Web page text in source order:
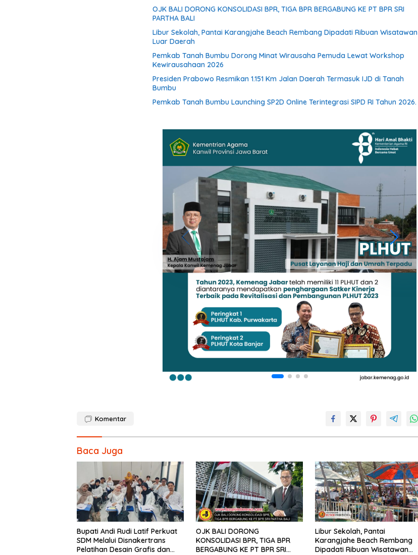
OJK BALI DORONG KONSOLIDASI BPR, TIGA BPR BERGABUNG KE PT BPR SRI
PARTHA BALI
Libur Sekolah, Pantai Karangjahe Beach Rembang Dipadati Ribuan Wisatawan
Luar Daerah
Pemkab Tanah Bumbu Dorong Minat Wirausaha Pemuda Lewat Workshop
Kewirausahaan 2026
Presiden Prabowo Resmikan 1.151 Km Jalan Daerah Termasuk IJD di Tanah
Bumbu
Pemkab Tanah Bumbu Launching SP2D Online Terintegrasi SIPD RI Tahun 2026.
Komentar
Baca Juga
Bupati Andi Rudi Latif Perkuat
SDM Melalui Disnakertrans
Pelatihan Desain Grafis dan
OJK BALI DORONG
KONSOLIDASI BPR, TIGA BPR
BERGABUNG KE PT BPR SRI
Libur Sekolah, Pantai
Karangjahe Beach Rembang
Dipadati Ribuan Wisatawan